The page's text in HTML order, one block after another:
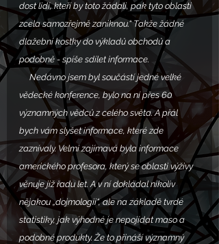
dost lidí, kteří by toto žádali, pak tyto oblasti
zcela samozřejmě zaniknou.“ Takže žádné
dlažební kostky do výkladů obchodů a
podobně - spíše sdílet informace.
vědecké konference, bylo na ní přes 60
významných vědců z celého světa. A přál
bych vám slyšet informace, které zde
zaznívaly. Velmi zajímavá byla informace
amerického profesora, který se oblasti výživy
věnuje již řadu let. A v ní dokládal nikoliv
nějakou „dojmologii“, ale na základě tvrdé
statistiky, jak výhodné je nepojídat maso a
podobné produkty. Že to přináší významný